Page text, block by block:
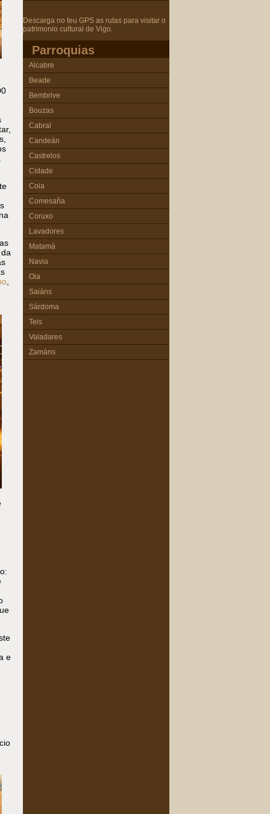
,
e
Descarga no teu GPS as rutas para visitar o
patrimonio cultural de Vigo.
Parroquias
Alcabre
Beade
Bembrive
Bouzas
Cabral
Candeán
Castrelos
Cidade
Coia
Comesaña
Coruxo
Lavadores
Matamá
Navia
Oia
Saiáns
Sárdoma
Teis
Valadares
Zamáns